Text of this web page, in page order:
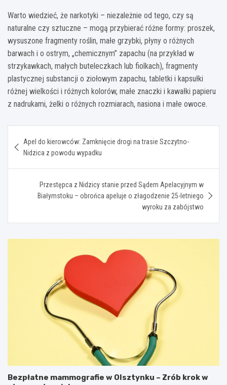
Warto wiedzieć, że narkotyki – niezależnie od tego, czy są
naturalne czy sztuczne – mogą przybierać różne formy: proszek,
wysuszone fragmenty roślin, małe grzybki, płyny o różnych
barwach i o ostrym, „chemicznym” zapachu (na przykład w
strzykawkach, małych buteleczkach lub fiolkach), fragmenty
plastycznej substancji o ziołowym zapachu, tabletki i kapsułki
różnej wielkości i różnych kolorów, małe znaczki i kawałki papieru
z nadrukami, żelki o różnych rozmiarach, nasiona i małe owoce.
wpisu
Apel do kierowców: Zamknięcie drogi na trasie Szczytno-
Nidzica z powodu wypadku
Przestępca z Nidzicy stanie przed Sądem Apelacyjnym w
Białymstoku – obrońca apeluje o złagodzenie 25-letniego
wyroku za zabójstwo
Bezpłatne mammografie w Olsztynku – Zrób krok w